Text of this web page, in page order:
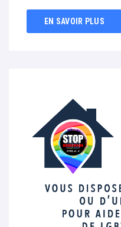
EN SAVOIR PLUS